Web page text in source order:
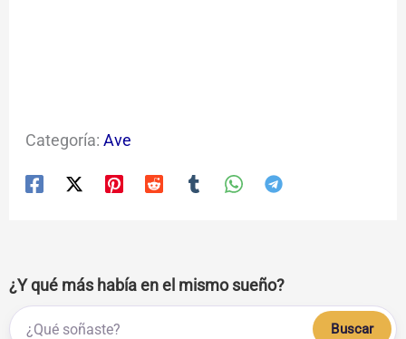
Categoría: Ave
¿Y qué más había en el mismo sueño?
Buscar